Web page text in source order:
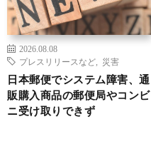
2026.08.08
プレスリリースなど
災害
日本郵便でシステム障害、通
販購入商品の郵便局やコンビ
ニ受け取りできず